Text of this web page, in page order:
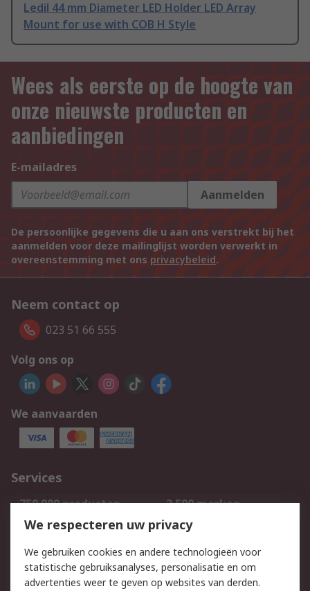
Ledil 44 mm Diameter LED Holder LED Array
Mount for use with COB H Style
Wees als eerste op de hoogte van
onze nieuwste producten en
aanbiedingen
E-mailadres
Aanmelden
De persoonlijke gegevens die u aan ons verstrekt bij het
aanmelden voor deze mailinglijst worden verwerkt in
overeenstemming met ons privacybeleid.
Neem contact op
023 51 66 555
Volg ons op
We aanvaarden
Services
750.000 producten
2.500 merken
Bestellen
Inkoopoplossingen
Track & Trace
We respecteren uw privacy
We gebruiken cookies en andere technologieën voor
statistische gebruiksanalyses, personalisatie en om
advertenties weer te geven op websites van derden.